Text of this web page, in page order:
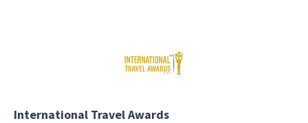
International Travel Awards